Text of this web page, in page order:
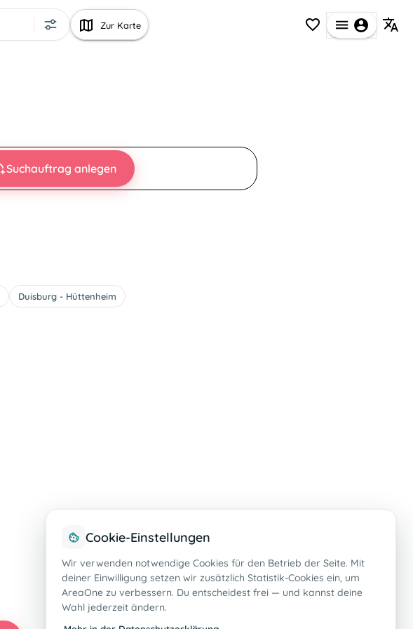
Zur Karte
Suchauftrag anlegen
Duisburg - Hüttenheim
Cookie-Einstellungen
Wir verwenden notwendige Cookies für den Betrieb der Seite. Mit
deiner Einwilligung setzen wir zusätzlich Statistik-Cookies ein, um
AreaOne zu verbessern. Du entscheidest frei — und kannst deine
Wahl jederzeit ändern.